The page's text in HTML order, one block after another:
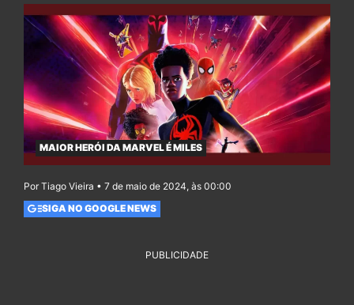
MAIOR HERÓI DA MARVEL É MILES
Por Tiago Vieira • 7 de maio de 2024, às 00:00
SIGA NO GOOGLE NEWS
PUBLICIDADE